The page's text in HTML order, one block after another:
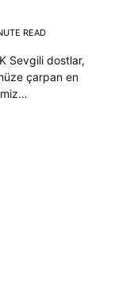
READ
Sevgili dostlar,
çarpan en